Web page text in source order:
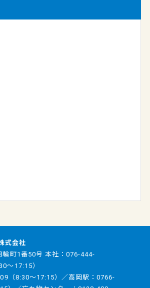
式会社
町1番50号 本社： 076-444-
～17:15）
（8:30～17:15）／高岡駅：0766-